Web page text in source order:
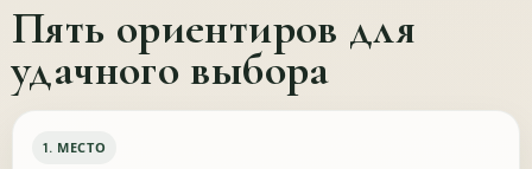
Пять ориентиров для
удачного выбора
1. МЕСТО
Редкость сорта Фото и описание